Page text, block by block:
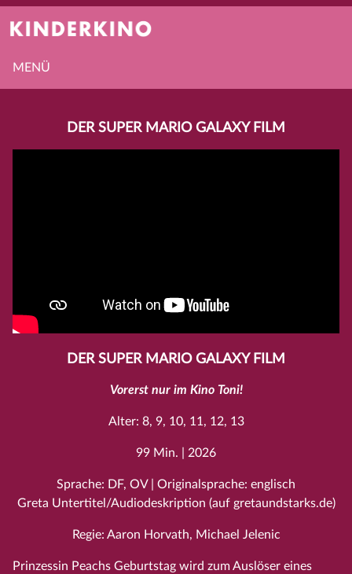
MENÜ
DER SUPER MARIO GALAXY FILM
DER SUPER MARIO GALAXY FILM
Vorerst nur im Kino Toni!
Alter: 8, 9, 10, 11, 12, 13
99 Min. | 2026
Sprache: DF, OV | Originalsprache: englisch
Greta Untertitel/Audiodeskription (auf gretaundstarks.de)
Regie: Aaron Horvath, Michael Jelenic
Prinzessin Peachs Geburtstag wird zum Auslöser eines